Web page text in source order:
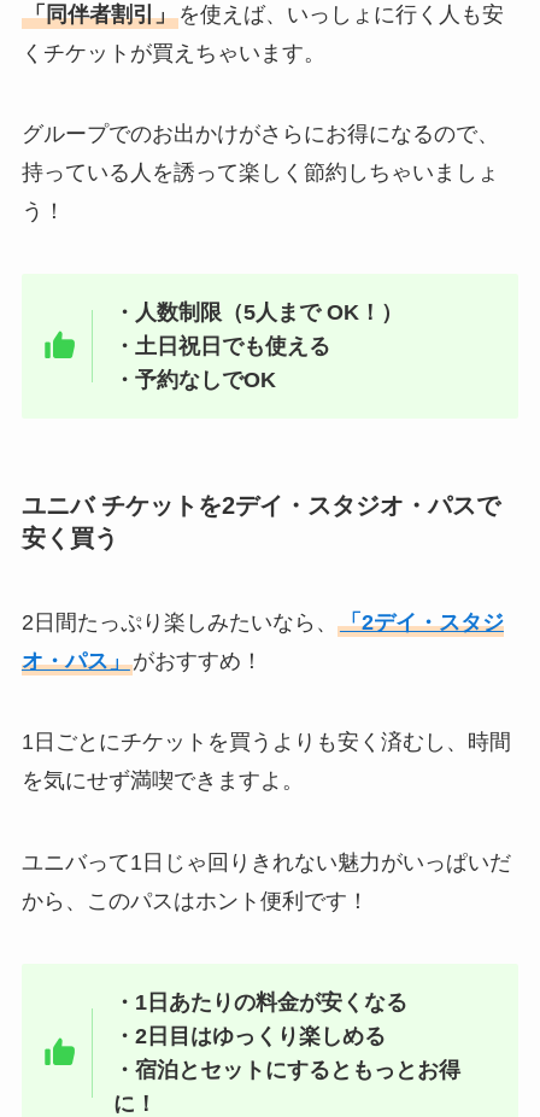
「同伴者割引」を使えば、いっしょに行く人も安
くチケットが買えちゃいます。
グループでのお出かけがさらにお得になるので、
持っている人を誘って楽しく節約しちゃいましょ
う！
・人数制限（5人まで OK！）
・土日祝日でも使える
・予約なしでOK
ユニバ チケットを2デイ・スタジオ・パスで
安く買う
2日間たっぷり楽しみたいなら、 「2デイ・スタジ
オ・パス」がおすすめ！
1日ごとにチケットを買うよりも安く済むし、時間
を気にせず満喫できますよ。
ユニバって1日じゃ回りきれない魅力がいっぱいだ
から、このパスはホント便利です！
・1日あたりの料金が安くなる
・2日目はゆっくり楽しめる
・宿泊とセットにするともっとお得
に！